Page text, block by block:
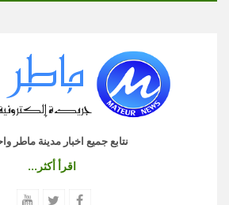
نتابع جميع اخبار مدينة ماطر
اقرأ أكثر...